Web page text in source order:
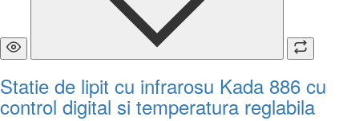
Statie de lipit cu infrarosu Kada 886 cu
control digital si temperatura reglabila